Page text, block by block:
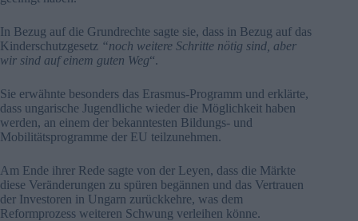
In Bezug auf die Grundrechte sagte sie, dass in Bezug auf das
Kinderschutzgesetz “noch weitere Schritte nötig sind, aber
wir sind auf einem guten Weg“.
Sie erwähnte besonders das Erasmus-Programm und erklärte,
dass ungarische Jugendliche wieder die Möglichkeit haben
werden, an einem der bekanntesten Bildungs- und
Mobilitätsprogramme der EU teilzunehmen.
Am Ende ihrer Rede sagte von der Leyen, dass die Märkte
diese Veränderungen zu spüren begännen und das Vertrauen
der Investoren in Ungarn zurückkehre, was dem
Reformprozess weiteren Schwung verleihen könne.